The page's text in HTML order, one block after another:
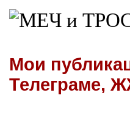
Мои
Телеграме,